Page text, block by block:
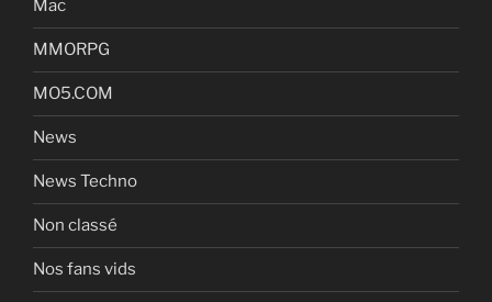
Mac
MMORPG
MO5.COM
News
News Techno
Non classé
Nos fans vids